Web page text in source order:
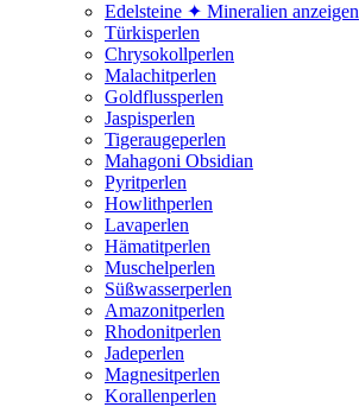
Edelsteine ✦ Mineralien anzeigen
Türkisperlen
Chrysokollperlen
Malachitperlen
Goldflussperlen
Jaspisperlen
Tigeraugeperlen
Mahagoni Obsidian
Pyritperlen
Howlithperlen
Lavaperlen
Hämatitperlen
Muschelperlen
Süßwasserperlen
Amazonitperlen
Rhodonitperlen
Jadeperlen
Magnesitperlen
Korallenperlen